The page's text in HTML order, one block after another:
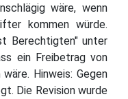
wäre, wenn
kommen würde.
Berechtigten" unter
ein Freibetrag von
Hinweis: Gegen
Die Revision wurde